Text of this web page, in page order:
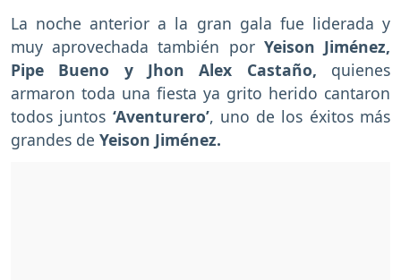
La noche anterior a la gran gala fue liderada y
muy aprovechada también por Yeison Jiménez,
Pipe Bueno y Jhon Alex Castaño, quienes
armaron toda una fiesta ya grito herido cantaron
todos juntos ‘Aventurero’, uno de los éxitos más
grandes de Yeison Jiménez.